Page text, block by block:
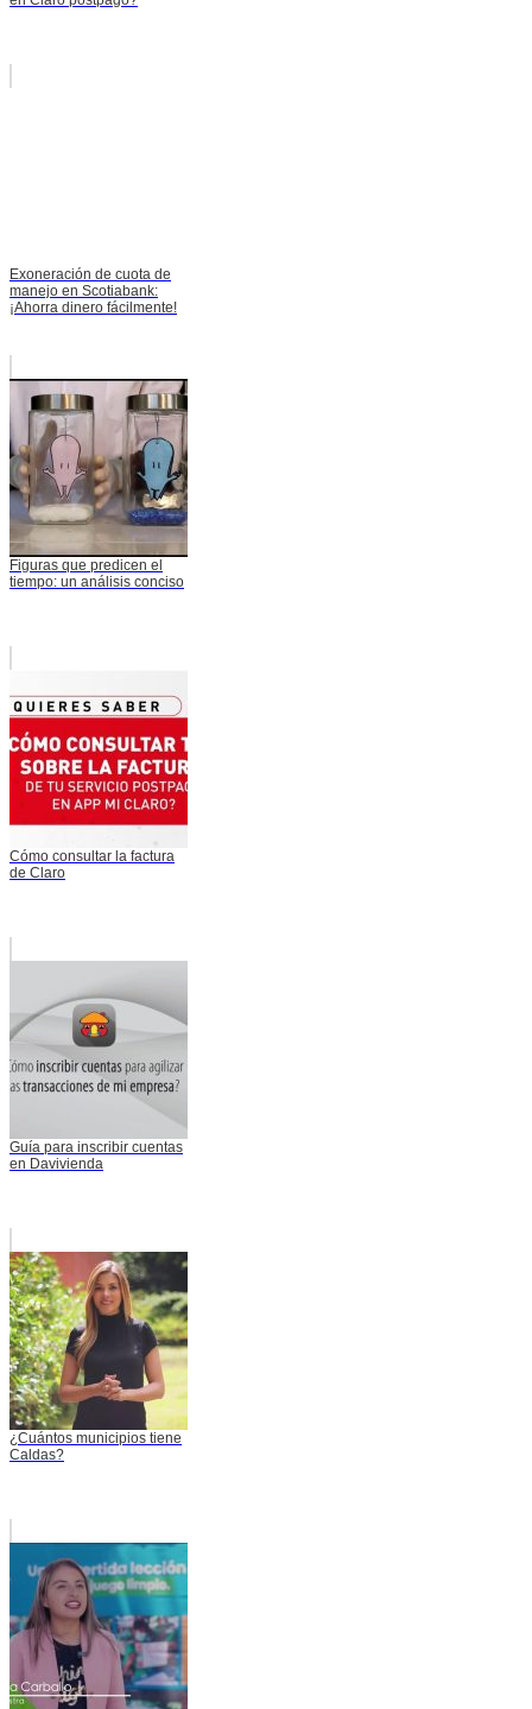
Exoneración de cuota de
manejo en Scotiabank:
¡Ahorra dinero fácilmente!
Figuras que predicen el
tiempo: un análisis conciso
Cómo consultar la factura
de Claro
Guía para inscribir cuentas
en Davivienda
¿Cuántos municipios tiene
Caldas?